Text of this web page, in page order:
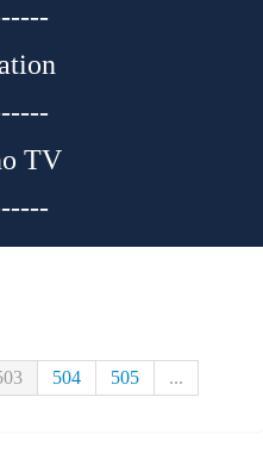
TV
504 505
...